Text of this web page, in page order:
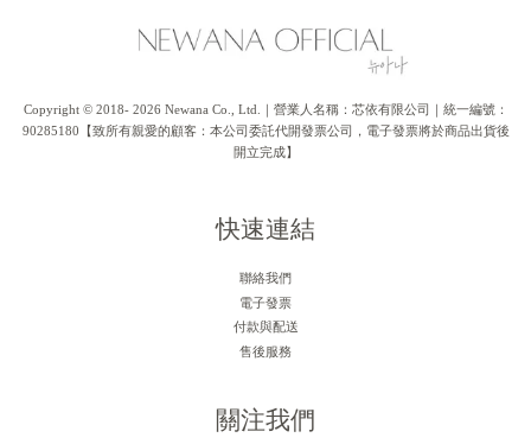
Copyright © 2018- 2026 Newana Co., Ltd.｜營業人名稱：芯依有限公司｜統一編號：
90285180【致所有親愛的顧客：本公司委託代開發票公司，電子發票將於商品出貨後
開立完成】
快速連結
聯絡我們
電子發票
付款與配送
售後服務
關注我們